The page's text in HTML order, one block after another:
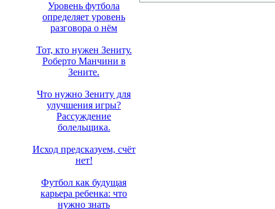
Уровень футбола
определяет уровень
разговора о нём
Тот, кто нужен Зениту.
Роберто Манчини в
Зените.
Что нужно Зениту для
улучшения игры?
Рассуждение
болельщика.
Исход предсказуем, счёт
нет!
Футбол как будущая
карьера ребенка: что
нужно знать